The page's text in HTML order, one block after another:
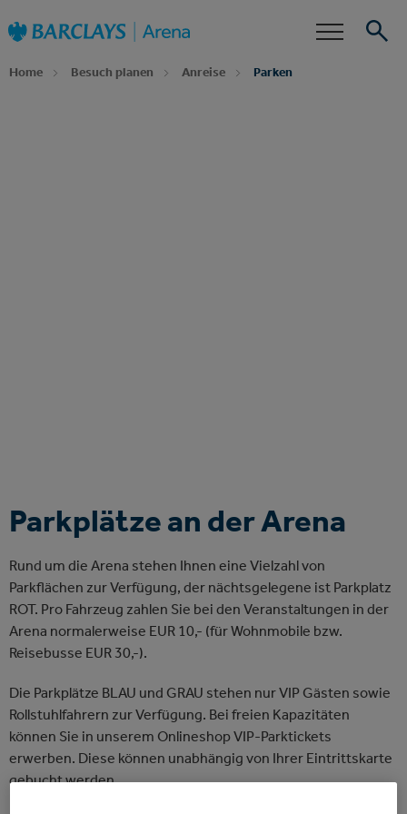
Startseite
Barrierefreiheit
Suche
Home Besuch planen Anreise Parken
Parkplätze an der Arena
Rund um die Arena stehen Ihnen eine Vielzahl von
Parkflächen zur Verfügung, der nächtsgelegene ist Parkplatz
ROT. Pro Fahrzeug zahlen Sie bei den Veranstaltungen in der
Arena normalerweise EUR 10,- (für Wohnmobile bzw.
Reisebusse EUR 30,-).
Die Parkplätze BLAU und GRAU stehen nur VIP Gästen sowie
Rollstuhlfahrern zur Verfügung. Bei freien Kapazitäten
können Sie in unserem Onlineshop VIP-Parktickets
erwerben. Diese können unabhängig von Ihrer Eintrittskarte
gebucht werden.